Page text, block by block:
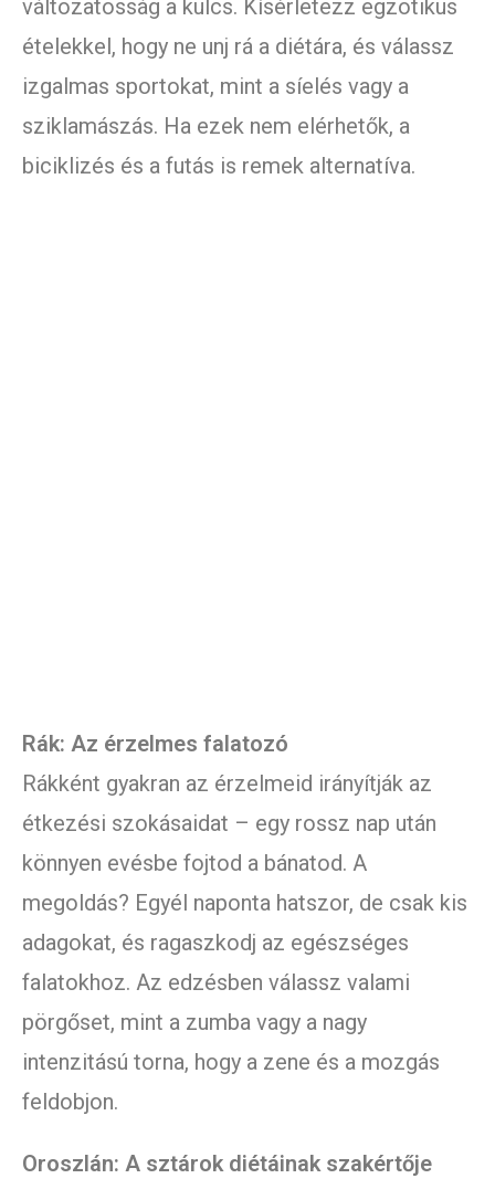
változatosság a kulcs. Kísérletezz egzotikus
ételekkel, hogy ne unj rá a diétára, és válassz
izgalmas sportokat, mint a síelés vagy a
sziklamászás. Ha ezek nem elérhetők, a
biciklizés és a futás is remek alternatíva.
Rák: Az érzelmes falatozó
Rákként gyakran az érzelmeid irányítják az
étkezési szokásaidat – egy rossz nap után
könnyen evésbe fojtod a bánatod. A
megoldás? Egyél naponta hatszor, de csak kis
adagokat, és ragaszkodj az egészséges
falatokhoz. Az edzésben válassz valami
pörgőset, mint a zumba vagy a nagy
intenzitású torna, hogy a zene és a mozgás
feldobjon.
Oroszlán: A sztárok diétáinak szakértője